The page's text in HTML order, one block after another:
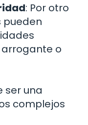
: Por otro
pueden
o
ser una
complejos